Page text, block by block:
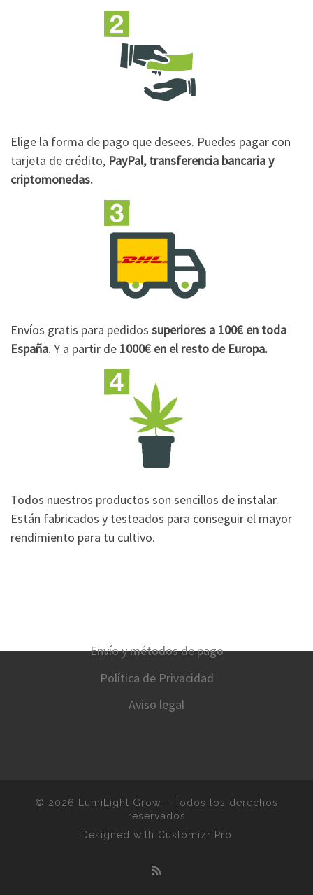
Elige la forma de pago que desees. Puedes pagar con
tarjeta de crédito, PayPal, transferencia bancaria y
criptomonedas.
Envíos gratis para pedidos superiores a 100€ en toda
España. Y a partir de 1000€ en el resto de Europa.
Todos nuestros productos son sencillos de instalar.
Están fabricados y testeados para conseguir el mayor
rendimiento para tu cultivo.
Envío y métodos de pago
Política de Privacidad
Aviso legal
© 2026 LumiLight Grow – Todos los derechos
reservados
Designed with Customizr Pro